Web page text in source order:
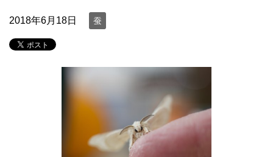
2018年6月18日 蚕